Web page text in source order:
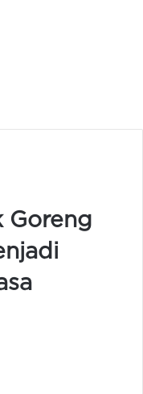
Goreng